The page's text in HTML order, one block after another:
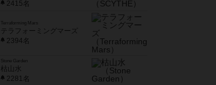
2415名
Terraforming Mars
テラフォーミングマーズ
2394名
Stone Garden
枯山水
2281名